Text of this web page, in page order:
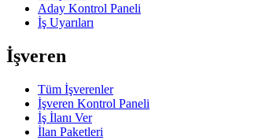
Aday Kontrol Paneli
İş Uyarıları
İşveren
Tüm İşverenler
İşveren Kontrol Paneli
İş İlanı Ver
İlan Paketleri